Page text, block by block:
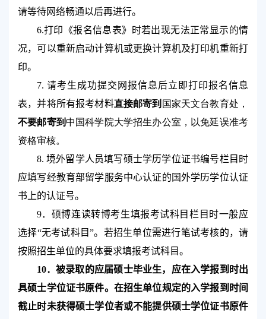
请等待网络畅通以后再进行。
6.打印《报名信息表》时若出现无法正常显示的情
况，可以重新启动计算机或更换计算机及打印机重新打
印。
7. 请考生成功提交网报信息后立即打印报名信息
表，并将所有报考材料直接邮寄到国家天文台教育处，
不要邮寄到中国科学院大学招生办公室，以免延误准考
资格审核。
8. 境外留学人员填写硕士学历学位证书编号栏目时
应填写经教育部留学服务中心认证的国外学历学位认证
书上的认证号。
9．硕博连读转博考生填报考试科目栏目时一般应
选择“无考试科目”。若招生单位需进行笔试考核的，请
按照招生单位的具体要求填报考试科目。
10．被录取的应届硕士毕业生，应在入学报到时出
具硕士学位证书原件。在招生单位规定的入学报到时间
截止时未获得硕士学位者或不能提供硕士学位证书原件